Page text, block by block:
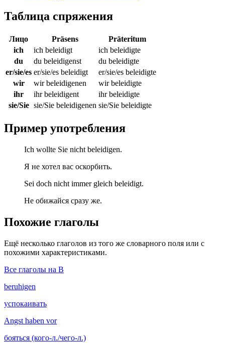
Таблица спряжения
Лицо Präsens
Präteritum
ich
ich beleidigt
ich beleidigte
du
du beleidigenst
du beleidigte
er/sie/es er/sie/es beleidigt
er/sie/es beleidigte
wir
wir beleidigenen
wir beleidigte
ihr
ihr beleidigent
ihr beleidigte
sie/Sie sie/Sie beleidigenen sie/Sie beleidigte
Пример употребления
Ich wollte Sie nicht beleidigen.
Я не хотел вас оскорбить.
Sei doch nicht immer gleich beleidigt.
Не обижайся сразу же.
Похожие глаголы
Ещё несколько глаголов из того же словарного поля или с
похожими характеристиками.
Все глаголы на B
beruhigen
успокаивать
Angst haben vor
бояться (кого-л./чего-л.)